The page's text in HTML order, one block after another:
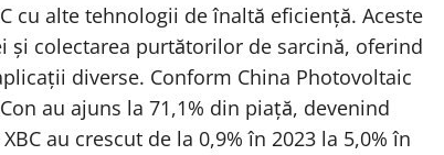
cu alte tehnologii de înaltă eficiență. Aceste
colectarea purtătorilor de sarcină, oferind
diverse. Conform China Photovoltaic
au ajuns la 71,1% din piață, devenind
au crescut de la 0,9% în 2023 la 5,0% în